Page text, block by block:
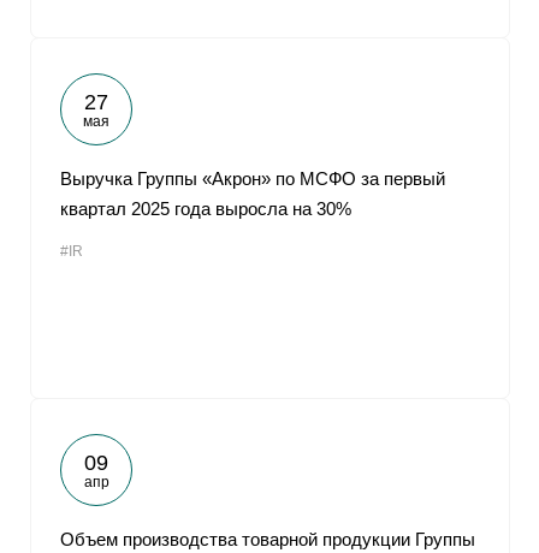
27
мая
Выручка Группы «Акрон» по МСФО за первый
квартал 2025 года выросла на 30%
#IR
09
апр
Объем производства товарной продукции Группы